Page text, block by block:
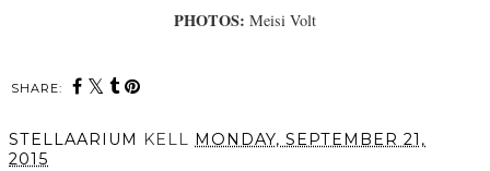
PHOTOS: Meisi Volt
SHARE:
STELLAARIUM KELL MONDAY, SEPTEMBER 21,
2015